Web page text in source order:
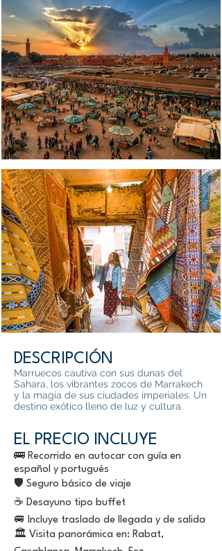
DESCRIPCIÓN
Marruecos cautiva con sus dunas del
Sahara, los vibrantes zocos de Marrakech
y la magia de sus ciudades imperiales. Un
destino exótico lleno de luz y cultura.
EL PRECIO INCLUYE
🚌 Recorrido en autocar con guía en
español y portugués
🛡️ Seguro básico de viaje
☕ Desayuno tipo buffet
🚐 Incluye traslado de llegada y de salida
🏛️ Visita panorámica en: Rabat,